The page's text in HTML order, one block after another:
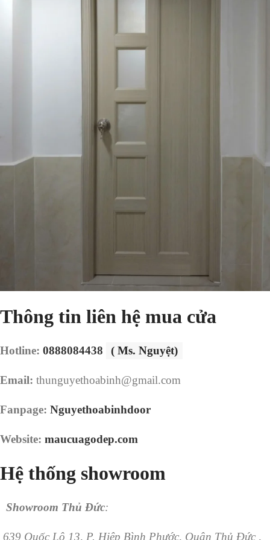
Thông tin liên hệ mua cửa
Hotline: 0888084438 ( Ms. Nguyệt)
Email: thunguyethoabinh@gmail.com
Fanpage: Nguyethoabinhdoor
Website: maucuagodep.com
Hệ thống showroom
Showroom Thủ Đức:
639 Quốc Lộ 13, P. Hiệp Bình Phước, Quận Thủ Đức ,